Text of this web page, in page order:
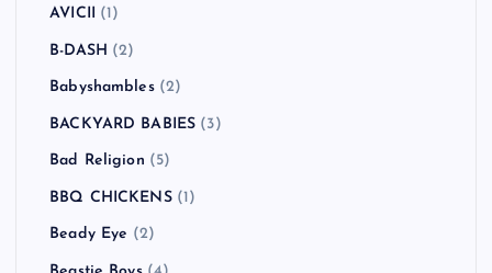
AVICII (1)
B-DASH (2)
Babyshambles(2)
BACKYARD BABIES (3)
Bad Religion (5)
BBQ CHICKENS(1)
Beady Eye (2)